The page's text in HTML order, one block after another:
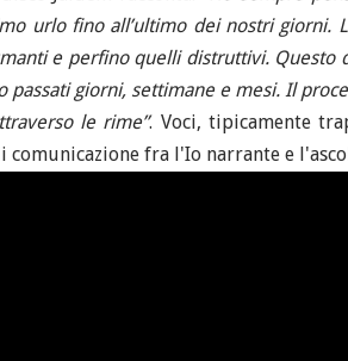
urlo fino all’ultimo dei nostri
e perfino quelli distruttivi.
passati giorni, settimane e mesi. Il
le rime”. Voci, tipicamente
comunicazione fra l'Io narrante e